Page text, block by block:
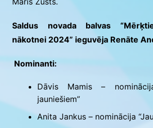
Saldus novada balvas
nākotnei 2024” ieguvēja Renāte
Nominanti:
Dāvis Mamis –
jauniešiem”
Anita Jankus – nominācija